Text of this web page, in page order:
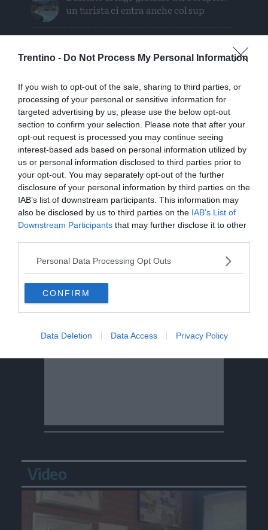
Trentino - Do Not Process My Personal Information
If you wish to opt-out of the sale, sharing to third parties, or
processing of your personal or sensitive information for
targeted advertising by us, please use the below opt-out
section to confirm your selection. Please note that after your
opt-out request is processed you may continue seeing
interest-based ads based on personal information utilized by
us or personal information disclosed to third parties prior to
your opt-out. You may separately opt-out of the further
disclosure of your personal information by third parties on the
IAB’s list of downstream participants. This information may
also be disclosed by us to third parties on the IAB’s List of
Downstream Participants that may further disclose it to other
Personal Data Processing Opt Outs
CONFIRM
Data Deletion Data Access Privacy Policy
un turista ci entra anche col sup
Calceranica, bimbo e papà recuperati
nel lago a 8 metri di profondità
Solo venerdì un calo delle temperature
ma aumenteranno i temporali
Tragedia in piscina: perde la vita un
ragazzo di Trento
Morto Mattia Maestri: aveva 13 anni, in
coma dal 2017 dopo un formaggio
contaminato
Video